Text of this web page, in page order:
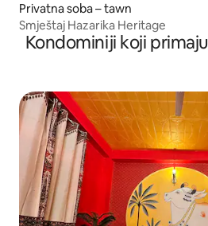
Privatna soba – tawn
Smještaj Hazarika Heritage
Kondominiji koji